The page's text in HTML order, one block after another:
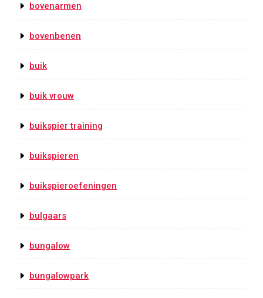
bovenarmen
bovenbenen
buik
buik vrouw
buikspier training
buikspieren
buikspieroefeningen
bulgaars
bungalow
bungalowpark